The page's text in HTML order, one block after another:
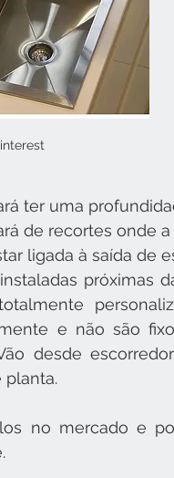
ter uma
de recortes onde
ligada à saída de
próximas
e não são
desde
planta.
no mercado e